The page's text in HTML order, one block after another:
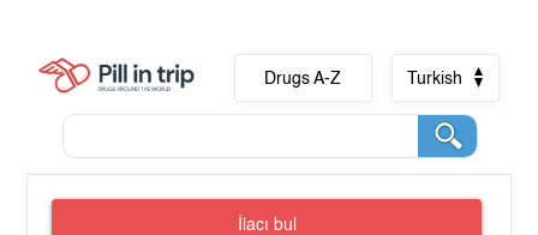
Drugs A-Z Turkish
İlacı bul